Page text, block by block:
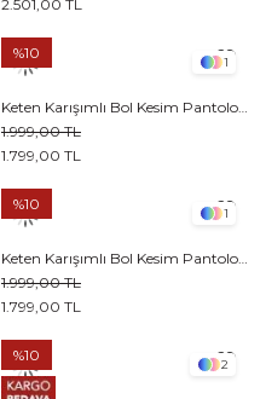
2.501,00 TL
1
1.799,00 TL
1.999,00 TL
%10
1
1.799,00 TL
1.999,00 TL
%10
2
%10